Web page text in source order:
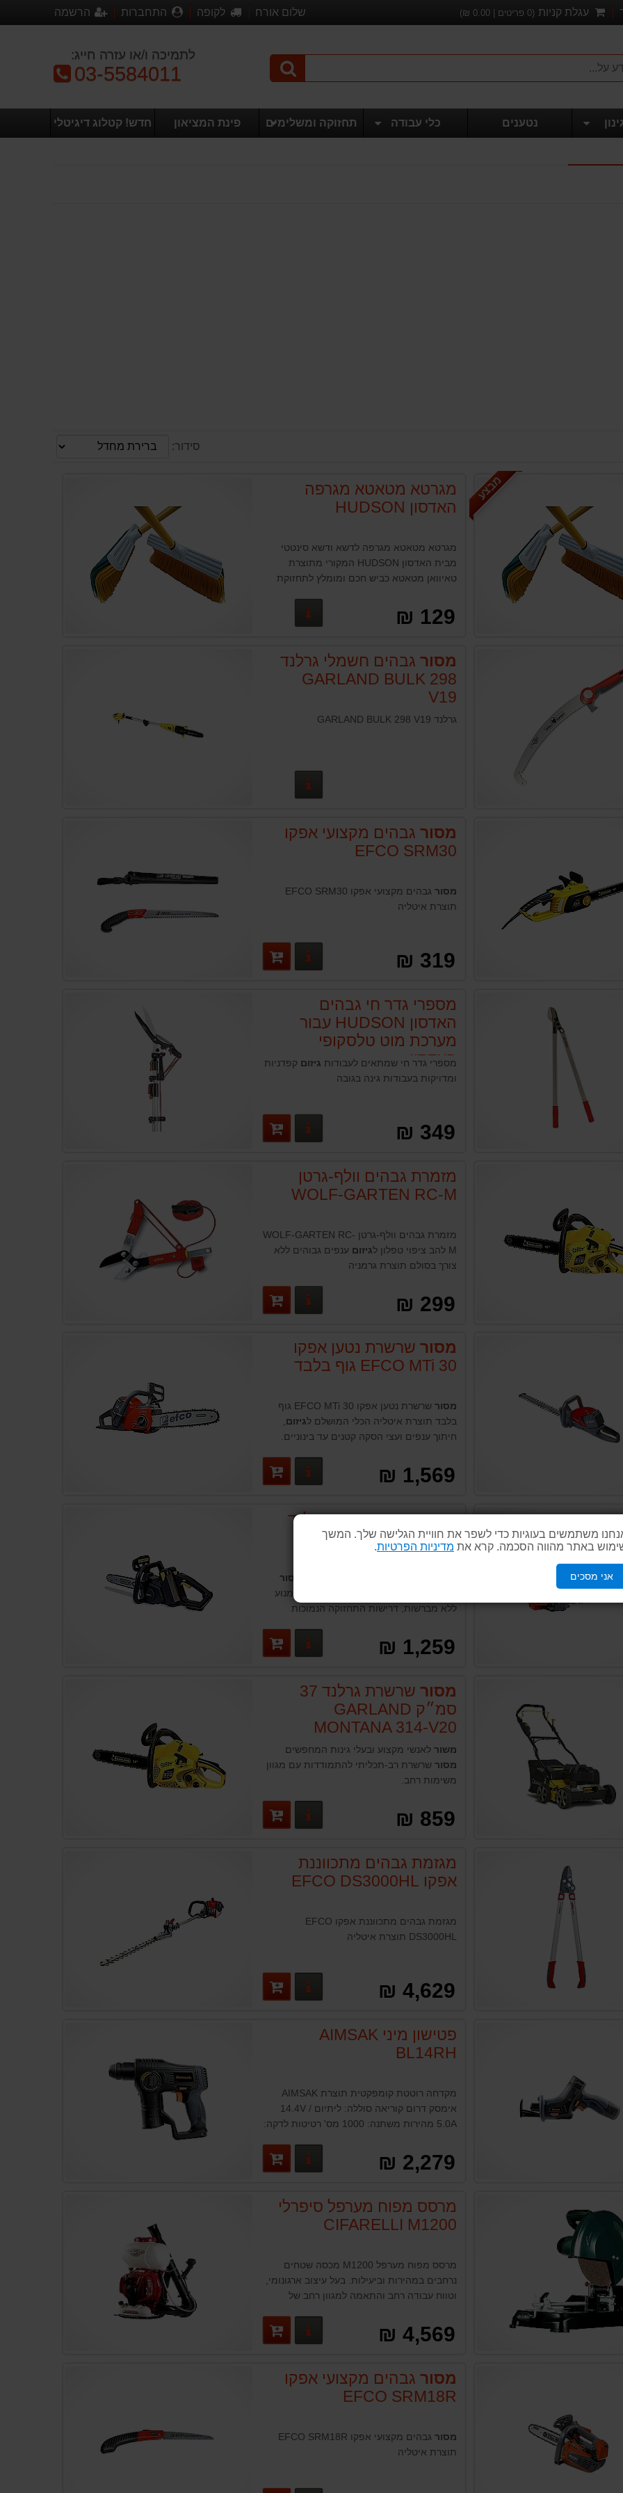
משתמשים בעוגיות כדי לשפר את חוויית הגלישה שלך. המשך
באתר מהווה הסכמה. קרא את מדיניות הפרטיות.
אני מסכים
עגלת קניות (
0 פריטים | 0.00
₪) שלום אורח לקופה התחברות הרשמה
לתמיכה ו/או עזרה חייג:
טלפון:
03-5584011
נטענים כלי עבודה תחזוקה ומשלימים פינת המציאון חדש! קטלוג דיגיטלי
סידור:
מבצע
מגרטא מטאטא מגרפה
האדסון HUDSON
מגרטא מטאטא מגרפה לדשא ודשא סינטטי
מבית האדסון HUDSON המקורי מתוצרת
טאיוואן מטאטא כביש חכם ומומלץ לתחזוקת
129 ₪
מסור גבהים חשמלי גרלנד
GARLAND BULK 298
V19
גרלנד GARLAND BULK 298 V19
מסור גבהים מקצועי אפקו
EFCO SRM30
מסור
גבהים מקצועי אפקו EFCO SRM30
תוצרת איטליה
319 ₪ פרטים נוספים
מספרי גדר חי גבהים
האדסון HUDSON עבור
מערכת מוט טלסקופי
האדסון
מספרי גדר חי שמתאים לעבודות גיזום קפדניות
ומדויקות בעבודות גינה בגובה
349 ₪ פרטים נוספים
מזמרת גבהים וולף-גרטן
WOLF-GARTEN RC-M
מזמרת גבהים וולף-גרטן WOLF-GARTEN RC-
M להב ציפוי טפלון ל
גיזום ענפים גבוהים ללא
צורך בסולם תוצרת גרמניה
299 ₪ פרטים נוספים
מסור שרשרת נטען אפקו
EFCO MTi 30 גוף בלבד
מסור
שרשרת נטען אפקו EFCO MTi 30 גוף
בלבד תוצרת איטליה הכלי המושלם לגיזום,
חיתוך ענפים ועצי הסקה קטנים עד בינוניים.
1,569 ₪ פרטים נוספים
מסורשרשרת נטען גרלנד
GARLAND 314-V19
KEEPER40V גוף בלבד
מסור
נטען קל לשימוש ולתחזוקה. טכנולוגיית המנוע
ללא מברשות, דרישות התחזוקה הנמוכות
מעולה לשימוש מקצועי ואישי כאחד.
1,259 ₪ פרטים נוספים
מסור
שרשרת גרלנד 37
סמ״ק GARLAND
MONTANA 314-V20
משור לאנשי מקצוע ובעלי גינות המחפשים
מסור שרשרת רב-תכליתי להתמודדות עם מגוון
משימות רחב.
859 ₪ פרטים נוספים
מגזמת גבהים מתכווננת
אפקו EFCO DS3000HL
מגזמת גבהים מתכווננת אפקו EFCO
DS3000HL תוצרת איטליה
4,629 ₪ פרטים נוספים
פטישון מיני AIMSAK
BL14RH
מקדחה רוטטת קומפקטית תוצרת AIMSAK
אימסק דרום קוריאה סוללה: ליתיום 14.4V /
5.0A מהירות משתנה: 1000 מס' רטיטות לדקה:
1.3J משקל: 2 ק"ג
2,279 ₪ פרטים נוספים
מרסס מפוח מערפל סיפרלי
CIFARELLI M1200
מרסס מפוח מערפל M1200 מכסה שטחים
נרחבים במהירות וביעילות. בעל עיצוב ארגונומי,
וטווח עבודה רחב והתאמה למגוון רחב של
בגינון.
4,569 ₪ פרטים נוספים
מסור גבהים מקצועי אפקו
EFCO SRM18R
מסור
גבהים מקצועי אפקו EFCO SRM18R
תוצרת איטליה